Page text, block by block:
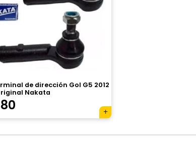
de dirección Gol G5 2012
Nakata